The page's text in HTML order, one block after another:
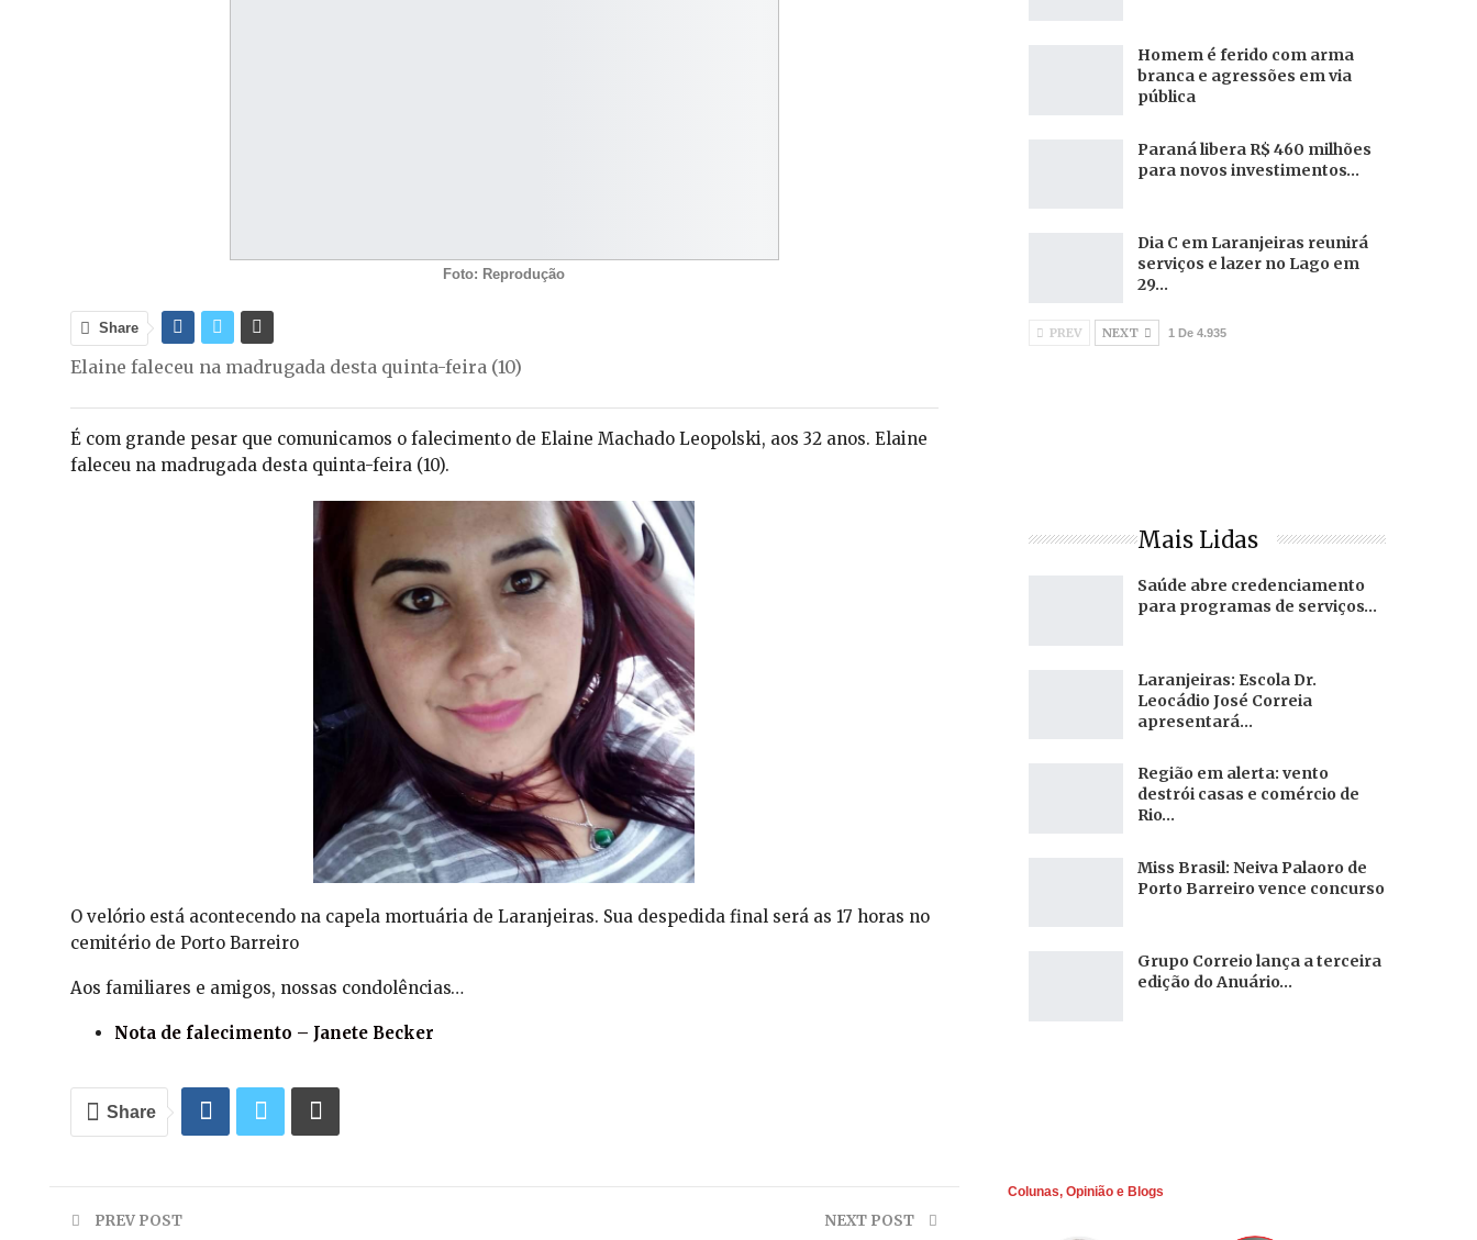
Foto: Reprodução
Share
Elaine faleceu na madrugada desta quinta-feira (10)
É com grande pesar que comunicamos o falecimento de Elaine Machado Leopolski, aos 32 anos. Elaine
faleceu na madrugada desta quinta-feira (10).
O velório está acontecendo na capela mortuária de Laranjeiras. Sua despedida final será as 17 horas no
cemitério de Porto Barreiro
Aos familiares e amigos, nossas condolências…
Nota de falecimento – Janete Becker
Share
PREV POST NEXT POST
Homem é ferido com arma
branca e agressões em via
pública
Paraná libera R$ 460 milhões
para novos investimentos…
Dia C em Laranjeiras reunirá
serviços e lazer no Lago em
29…
PREV NEXT 1 De 4.935
Mais Lidas
Saúde abre credenciamento
para programas de serviços…
Laranjeiras: Escola Dr.
Leocádio José Correia
apresentará…
Região em alerta: vento
destrói casas e comércio de
Rio…
Miss Brasil: Neiva Palaoro de
Porto Barreiro vence concurso
Grupo Correio lança a terceira
edição do Anuário…
Colunas, Opinião e Blogs